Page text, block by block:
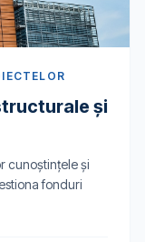
și
cunoștințele și
fonduri